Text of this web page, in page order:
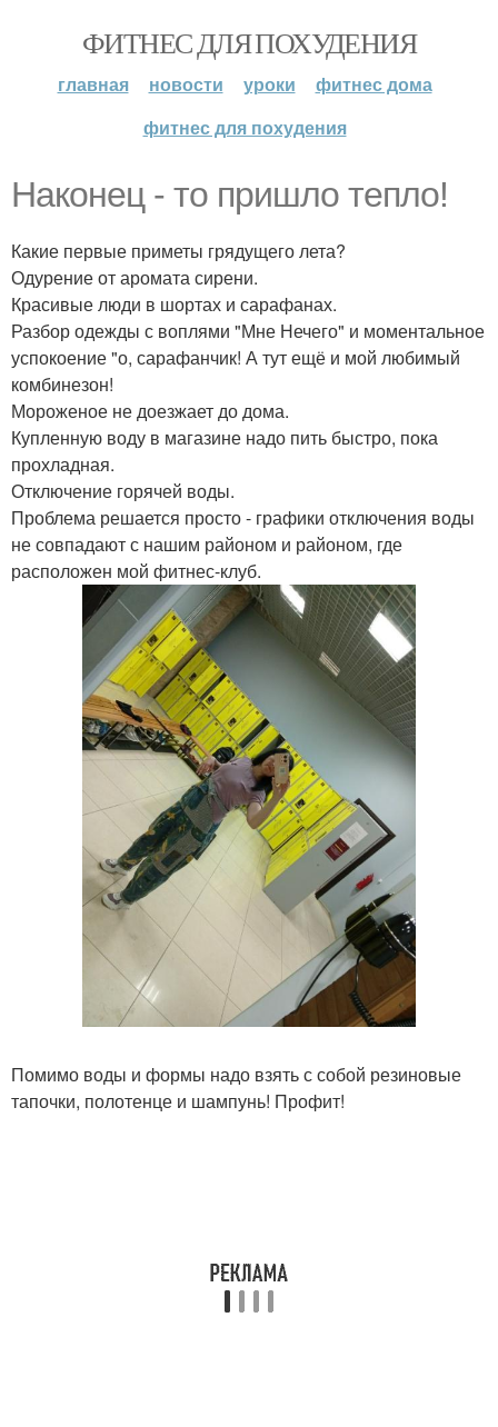
ФИТНЕС ДЛЯ ПОХУДЕНИЯ
главная новости уроки
фитнес дома
фитнес для похудения
Наконец - то пришло тепло!
Какие первые приметы грядущего лета?
Одурение от аромата сирени.
Красивые люди в шортах и сарафанах.
Разбор одежды с воплями "Мне Нечего" и моментальное
успокоение "о, сарафанчик! А тут ещё и мой любимый
комбинезон!
Мороженое не доезжает до дома.
Купленную воду в магазине надо пить быстро, пока
прохладная.
Отключение горячей воды.
Проблема решается просто - графики отключения воды
не совпадают с нашим районом и районом, где
расположен мой фитнес-клуб.
Помимо воды и формы надо взять с собой резиновые
тапочки, полотенце и шампунь! Профит!